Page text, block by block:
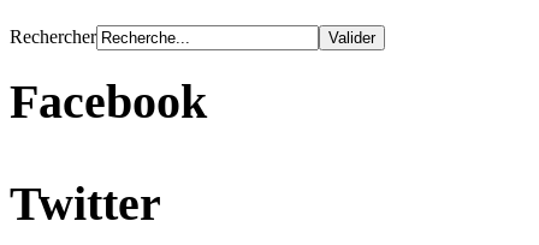
Rechercher
Facebook
Twitter